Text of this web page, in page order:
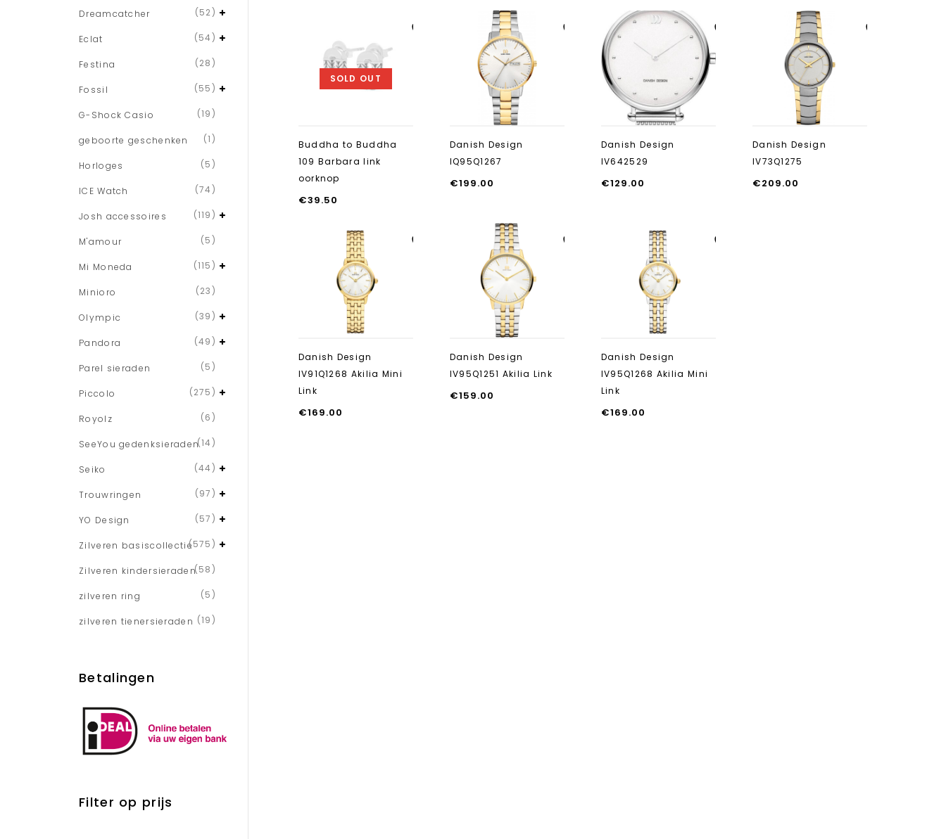
SOLD OUT
Buddha to Buddha
109 Barbara link
oorknop
€39.50
Danish Design
IQ95Q1267
€199.00
Danish Design
IV642529
€129.00
Danish Design
IV73Q1275
€209.00
Danish Design
IV91Q1268 Akilia Mini
Link
€169.00
Danish Design
IV95Q1251 Akilia Link
€159.00
Danish Design
IV95Q1268 Akilia Mini
Link
€169.00
Dreamcatcher (52)
Eclat (54)
Festina (28)
Fossil (55)
G-Shock Casio (19)
geboorte geschenken (1)
Horloges (5)
ICE Watch (74)
Josh accessoires (119)
M'amour (5)
Mi Moneda (115)
Minioro (23)
Olympic (39)
Pandora (49)
Parel sieraden (5)
Piccolo (275)
Royolz (6)
SeeYou gedenksieraden(14)
Seiko (44)
Trouwringen (97)
YO Design (57)
Zilveren basiscollectie(575)
Zilveren kindersieraden(58)
zilveren ring (5)
zilveren tienersieraden (19)
Betalingen
Filter op prijs